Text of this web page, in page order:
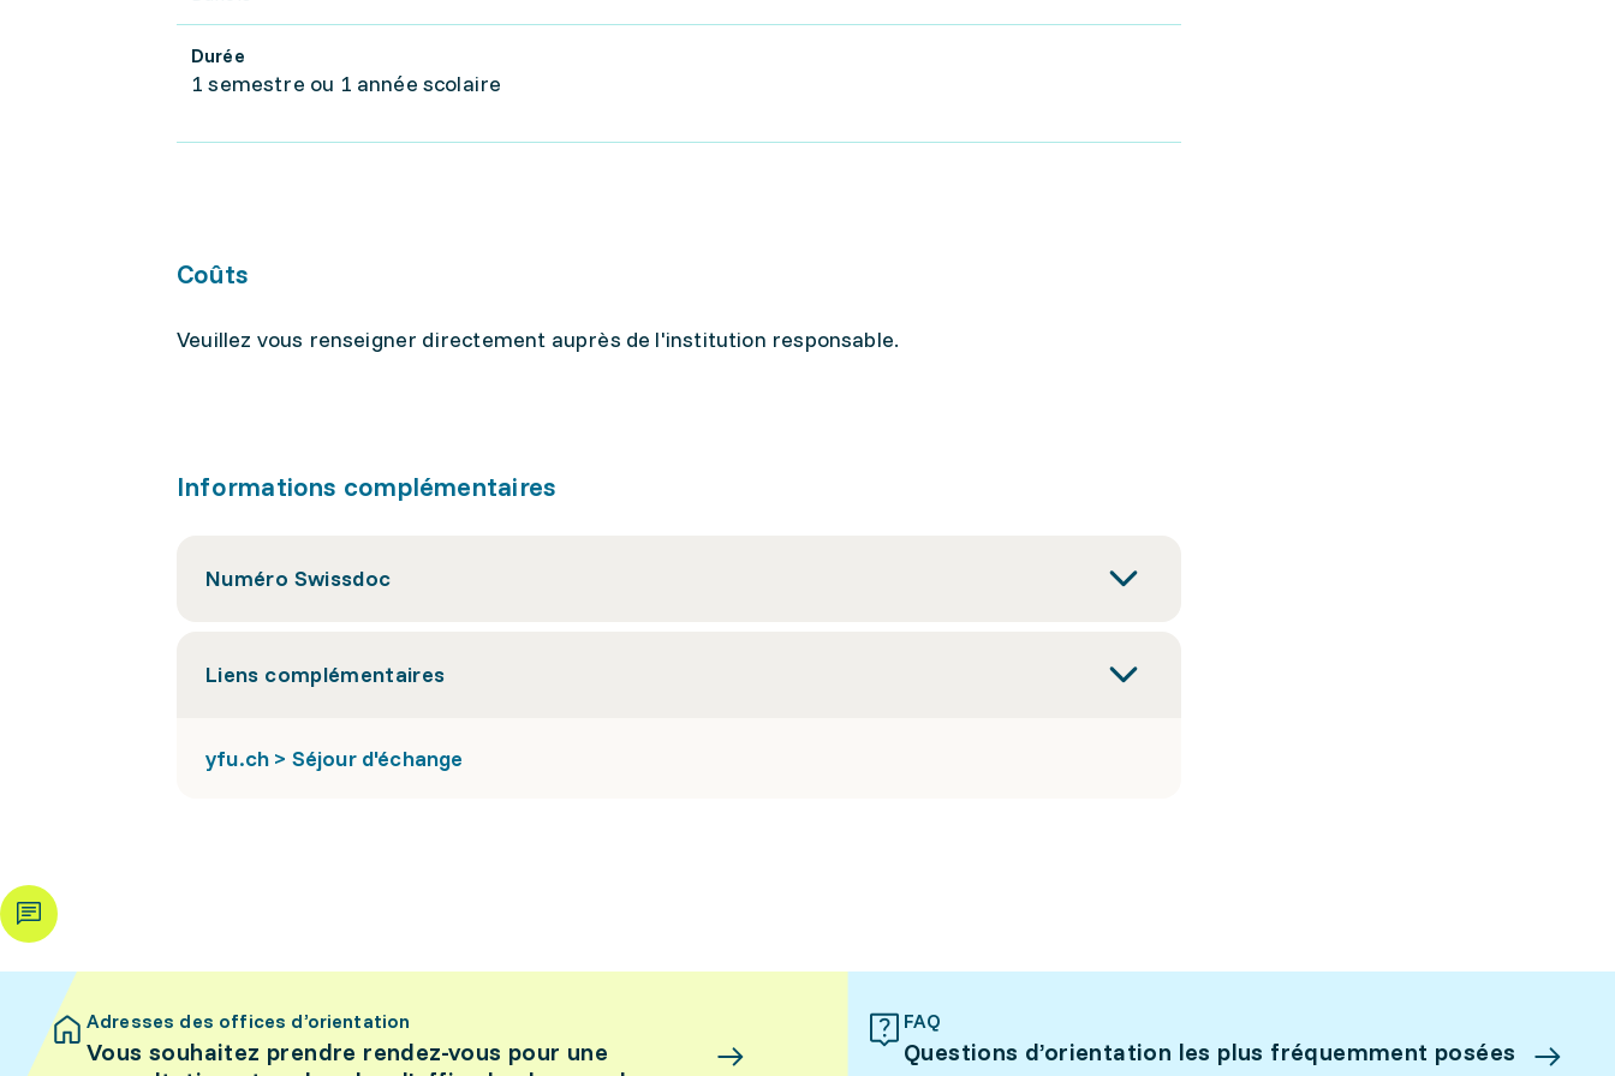
Durée
1 semestre ou 1 année scolaire
Coûts
Veuillez vous renseigner directement auprès de l'institution responsable.
Informations complémentaires
Numéro Swissdoc
Liens complémentaires
yfu.ch > Séjour d'échange
Adresses des offices d’orientation
Vous souhaitez prendre rendez-vous pour une
FAQ
Questions d’orientation les plus fréquemment posées